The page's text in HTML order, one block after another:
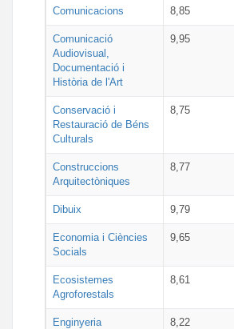
Comunicacions 8,85
Comunicació
Audiovisual,
Documentació i
Història de l'Art
9,95
Conservació i
Restauració de Béns
Culturals
8,75
Construccions
Arquitectòniques
8,77
Dibuix 9,79
Economia i Ciències
Socials
9,65
Ecosistemes
Agroforestals
8,61
Enginyeria
8,22